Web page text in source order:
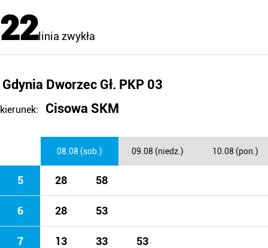
22linia zwykła
Gdynia Dworzec Gł. PKP 03
kierunek: Cisowa SKM
08.08 (sob.) 09.08 (niedz.) 10.08 (pon.)
5 28 58
6 28 53
7 13 33 53